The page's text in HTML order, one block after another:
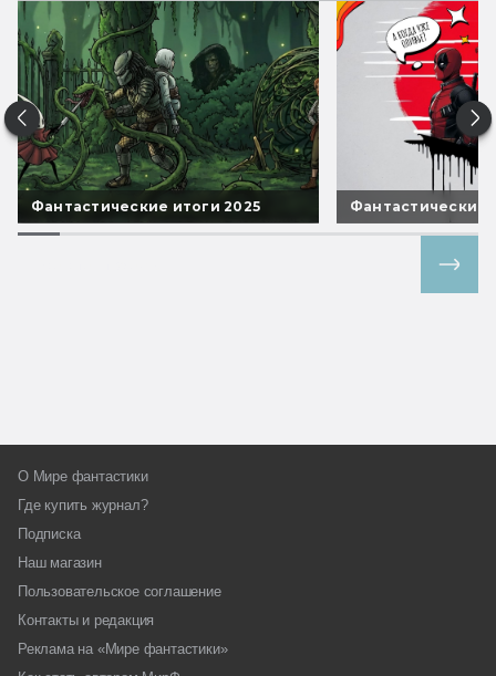
Фантастические итоги 2025 Фантастические
О Мире фантастики
Где купить журнал?
Подписка
Наш магазин
Пользовательское соглашение
Контакты и редакция
Реклама на «Мире фантастики»